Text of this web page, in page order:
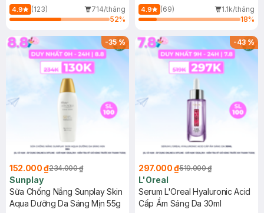
4.9 (123)
714/tháng
52%
(Mới)
4.9 (69)
1.1k/tháng
18%
-35%
152.000 ₫234.000 ₫
Sunplay
Sữa Chống Nắng Sunplay Skin
Aqua Dưỡng Da Sáng Mịn 55g
-43%
297.000 ₫519.000 ₫
L'Oreal
Serum L'Oreal Hyaluronic Acid
Cấp Ẩm Sáng Da 30ml